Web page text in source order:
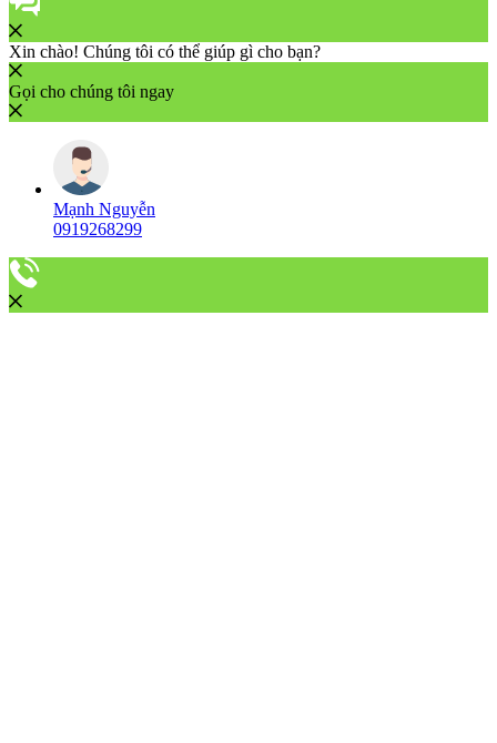
Xin chào! Chúng tôi có thể giúp gì cho bạn?
Gọi cho chúng tôi ngay
Mạnh Nguyễn
0919268299